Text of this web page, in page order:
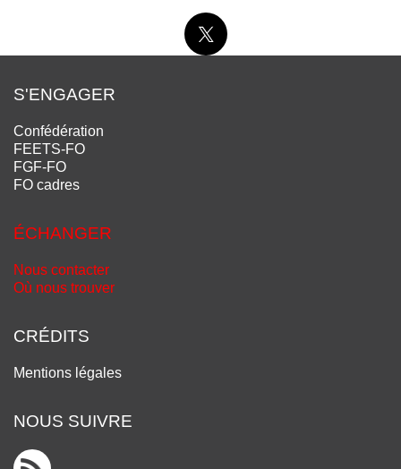
S'ENGAGER
Confédération
FEETS-FO
FGF-FO
FO cadres
ÉCHANGER
Nous contacter
Où nous trouver
CRÉDITS
Mentions légales
NOUS SUIVRE